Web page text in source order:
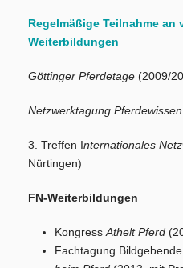
Regelmäßige Teilnahme an
Weiterbildungen
Göttinger Pferdetage (2009/
Netzwerktagung Pferdewissen
3. Treffen Internationales
Nürtingen)
FN-Weiterbildungen
Kongress Athelt Pferd
Fachtagung Bildgebende